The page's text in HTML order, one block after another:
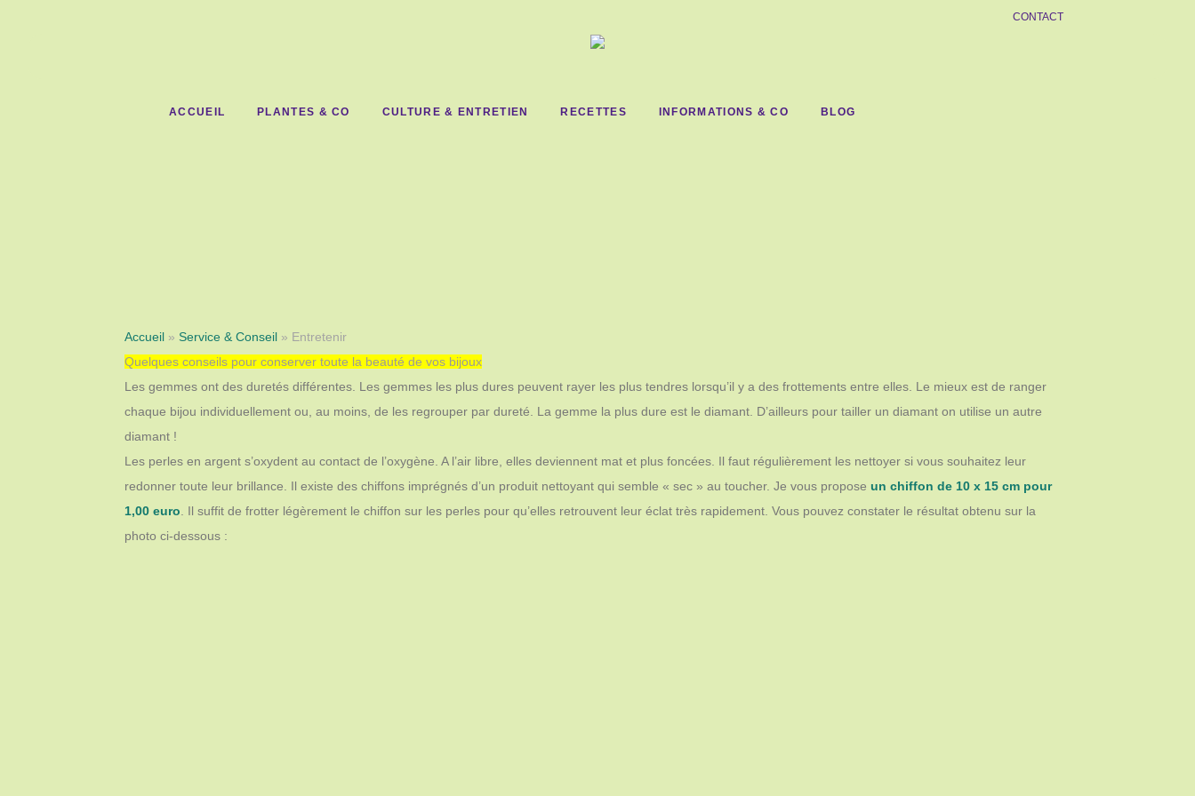
CONTACT
ACCUEIL PLANTES & CO CULTURE & ENTRETIEN RECETTES INFORMATIONS & CO BLOG
Accueil » Service & Conseil » Entretenir
Quelques conseils pour conserver toute la beauté de vos bijoux
Les gemmes ont des duretés différentes. Les gemmes les plus dures peuvent rayer les plus tendres lorsqu’il y a des frottements entre elles. Le mieux est de ranger
chaque bijou individuellement ou, au moins, de les regrouper par dureté. La gemme la plus dure est le diamant. D’ailleurs pour tailler un diamant on utilise un autre
diamant !
Les perles en argent s’oxydent au contact de l’oxygène. A l’air libre, elles deviennent mat et plus foncées. Il faut régulièrement les nettoyer si vous souhaitez leur
redonner toute leur brillance. Il existe des chiffons imprégnés d’un produit nettoyant qui semble « sec » au toucher. Je vous propose un chiffon de 10 x 15 cm pour
1,00 euro . Il suffit de frotter légèrement le chiffon sur les perles pour qu’elles retrouvent leur éclat très rapidement. Vous pouvez constater le résultat obtenu sur la
photo ci-dessous :